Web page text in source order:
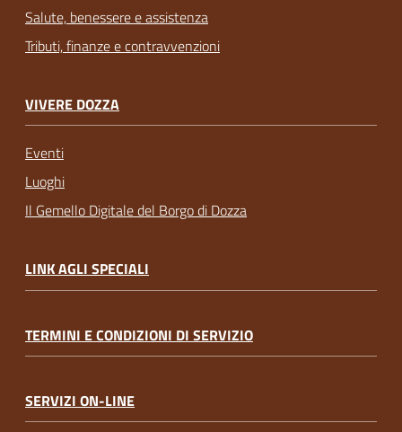
Salute, benessere e assistenza
Tributi, finanze e contravvenzioni
VIVERE DOZZA
Eventi
Luoghi
Il Gemello Digitale del Borgo di Dozza
LINK AGLI SPECIALI
TERMINI E CONDIZIONI DI SERVIZIO
SERVIZI ON-LINE